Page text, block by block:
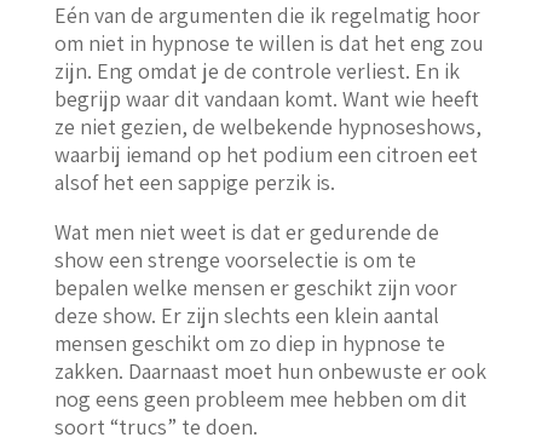
Eén van de argumenten die ik regelmatig hoor
om niet in hypnose te willen is dat het eng zou
zijn. Eng omdat je de controle verliest. En ik
begrijp waar dit vandaan komt. Want wie heeft
ze niet gezien, de welbekende hypnoseshows,
waarbij iemand op het podium een citroen eet
alsof het een sappige perzik is.
Wat men niet weet is dat er gedurende de
show een strenge voorselectie is om te
bepalen welke mensen er geschikt zijn voor
deze show. Er zijn slechts een klein aantal
mensen geschikt om zo diep in hypnose te
zakken. Daarnaast moet hun onbewuste er ook
nog eens geen probleem mee hebben om dit
soort “trucs” te doen.